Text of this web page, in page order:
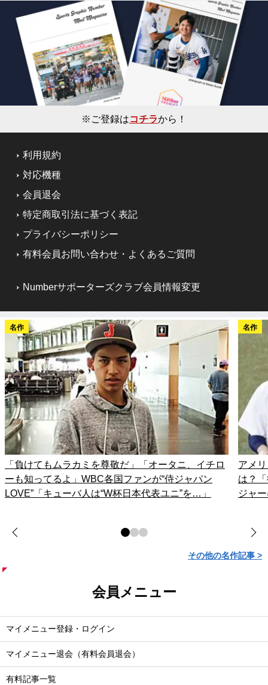
※ご登録はコチラから！
利用規約
対応機種
会員退会
特定商取引法に基づく表記
プライバシーポリシー
有料会員お問い合わせ・よくあるご質問
Numberサポーターズクラブ会員情報変更
名作
「負けてもムラカミを尊敬だ」「オータニ、イチロ
ーも知ってるよ」WBC各国ファンが“侍ジャパン
LOVE”「キューバ人は“W杯日本代表ユニ”を…」
名作
アメ
は？
ジャ
その他の名作記事 >
会員メニュー
マイメニュー登録・ログイン
マイメニュー退会（有料会員退会）
有料記事一覧